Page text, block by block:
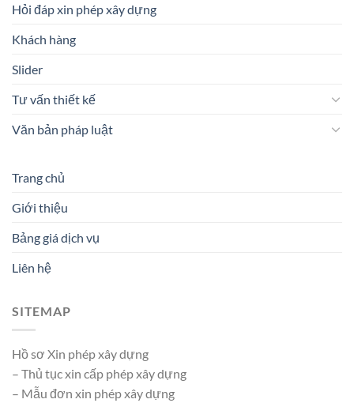
Hỏi đáp xin phép xây dựng
Khách hàng
Slider
Tư vấn thiết kế
Văn bản pháp luật
Trang chủ
Giới thiệu
Bảng giá dịch vụ
Liên hệ
SITEMAP
Hồ sơ Xin phép xây dựng
– Thủ tục xin cấp phép xây dựng
– Mẫu đơn xin phép xây dựng